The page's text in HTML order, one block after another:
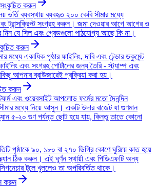
করুন
ভর্তি ব্যবস্থায় ব্যবহৃত ২০০ কেবি সীমার মধ্যে
ট্রান্সক্রিপ্ট সংগ্রহ করুন। জমা দেওয়ার আগে আগের ও
নিন যে সিল এবং গ্রেডগুলো পাঠযোগ্য আছে কি না।
করুন
মধ্যে একাধিক পৃষ্ঠার ফাইলিং, দাবি এবং টেন্ডার ডকুমেন্ট
এবং সংগ্রহ পোর্টালের জন্য তৈরি - স্ট্যাম্প এবং
আপনার ব্রাউজারেই প্রক্রিয়া করা হয়।
করুন
এবং ওয়েবসাইট আপলোড ফর্মের মতো দৈনন্দিন
মধ্যে নিয়ে আসুন। একটি উদার বাজেট যা গুণমান
৫-২০ গুণ পর্যন্ত ছোট হয়ে যায়, কিন্তু তাতে কোনো
পৃষ্ঠাকে ৯০, ১৮০ বা ২৭০ ডিগ্রি কোণে ঘুরিয়ে কাত হয়ে
ঠিক করুন। এই ঘূর্ণন স্থায়ী এবং পিডিএফটি অন্য
টুলে খুললেও তা অপরিবর্তিত থাকে।
করুন